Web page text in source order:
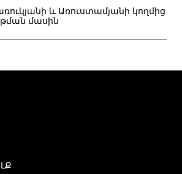
և Առուստամյանի կողմից
մասին